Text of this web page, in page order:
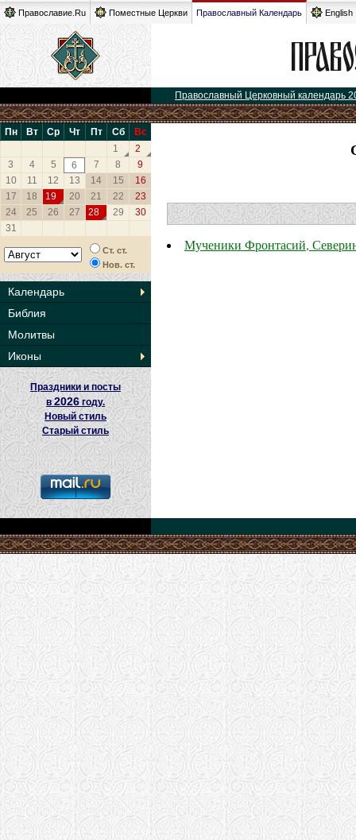
Православие.Ru Поместные Церкви Православный Календарь English
Православный Церковный календарь
Пн Вт Ср Чт Пт Сб
Вс
1
2
3
4 5 6 7 8
9
10
11 12 13 14 15
16
17
18 19 20 21 22
23
24
25 26 27 28 29
30
31
Ст. ст.
Нов. ст.
Календарь
Библия
Молитвы
Иконы
Праздники и посты
в2026 году.
Новый стиль
Старый стиль
Мученики Фронтасий,